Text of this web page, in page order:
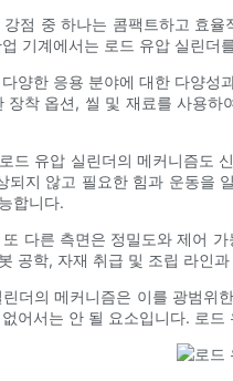
점 중 하나는 콤팩트하고 효
기계에서는 로드 유압 실린
양한 응용 분야에 대한 다양
장착 옵션, 씰 및 재료를 사용
드 유압 실린더의 메커니즘도
되지 않고 필요한 힘과 운동을
합니다.
다른 측면은 정밀도와 제어
공학, 자재 취급 및 조립 라인
더의 메커니즘은 이를 광범위
어서는 안 될 요소입니다. 로